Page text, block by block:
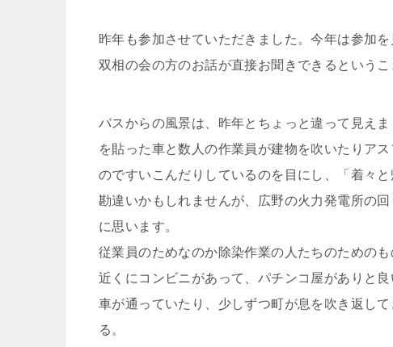
昨年も参加させていただきました。今年は参加
双相の会の方のお話が直接お聞きできるというこ
バスからの風景は、昨年とちょっと違って見え
を貼った車と数人の作業員が建物を吹いたりア
のですいこんだりしているのを目にし、「着々
勘違いかもしれませんが、広野の火力発電所の
に思います。
従業員のためなのか除染作業の人たちのための
近くにコンビニがあって、パチンコ屋がありと
車が通っていたり、少しずつ町が息を吹き返し
る。